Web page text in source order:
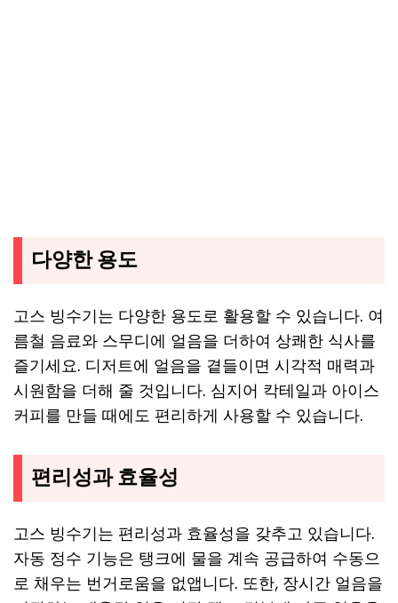
다양한 용도
고스 빙수기는 다양한 용도로 활용할 수 있습니다. 여
름철 음료와 스무디에 얼음을 더하여 상쾌한 식사를
즐기세요. 디저트에 얼음을 곁들이면 시각적 매력과
시원함을 더해 줄 것입니다. 심지어 칵테일과 아이스
커피를 만들 때에도 편리하게 사용할 수 있습니다.
편리성과 효율성
고스 빙수기는 편리성과 효율성을 갖추고 있습니다.
자동 정수 기능은 탱크에 물을 계속 공급하여 수동으
로 채우는 번거로움을 없앱니다. 또한, 장시간 얼음을